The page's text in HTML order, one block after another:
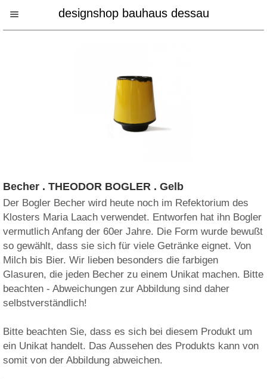
designshop bauhaus dessau
Becher . THEODOR BOGLER . Gelb
Der Bogler Becher wird heute noch im Refektorium des
Klosters Maria Laach verwendet. Entworfen hat ihn Bogler
vermutlich Anfang der 60er Jahre. Die Form wurde bewußt
so gewählt, dass sie sich für viele Getränke eignet. Von
Milch bis Bier. Wir lieben besonders die farbigen
Glasuren, die jeden Becher zu einem Unikat machen. Bitte
beachten - Abweichungen zur Abbildung sind daher
selbstverständlich!
Bitte beachten Sie, dass es sich bei diesem Produkt um
ein Unikat handelt. Das Aussehen des Produkts kann von
somit von der Abbildung abweichen.